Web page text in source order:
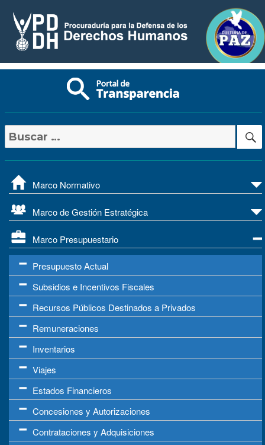
Buscar
por:
Marco Normativo
Marco de Gestión Estratégica
Marco Presupuestario
Presupuesto Actual
Subsidios e Incentivos Fiscales
Recursos Públicos Destinados a Privados
Remuneraciones
Inventarios
Viajes
Estados Financieros
Concesiones y Autorizaciones
Contrataciones y Adquisiciones